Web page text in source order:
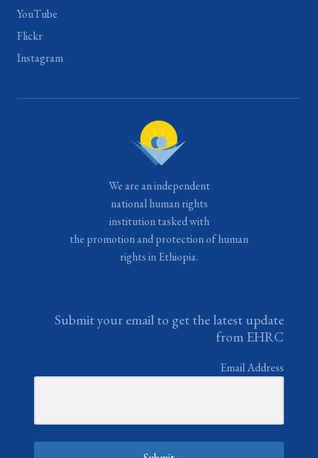
YouTube
Flickr
Instagram
We are an independent
national human rights
institution tasked with
the promotion and protection of human
rights in Ethiopia.
Submit your email to get the latest update
from EHRC
Email Address